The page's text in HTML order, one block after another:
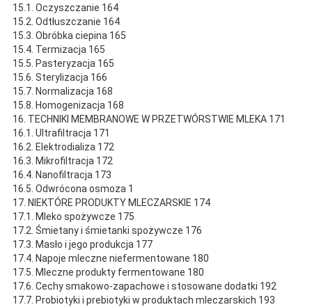
15.1. Oczyszczanie 164
15.2. Odtłuszczanie 164
15.3. Obróbka ciepina 165
15.4. Termizacja 165
15.5. Pasteryzacja 165
15.6. Sterylizacja 166
15.7. Normalizacja 168
15.8. Homogenizacja 168
16. TECHNIKI MEMBRANOWE W PRZETWÓRSTWIE MLEKA 171
16.1. Ultrafiltracja 171
16.2. Elektrodializa 172
16.3. Mikrofiltracja 172
16.4. Nanofiltracja 173
16.5. Odwrócona osmoza 1
17. NIEKTÓRE PRODUKTY MLECZARSKIE 174
17.1. Mleko spożywcze 175
17.2. Śmietany i śmietanki spożywcze 176
17.3. Masło i jego produkcja 177
17.4. Napoje mleczne niefermentowane 180
17.5. Mleczne produkty fermentowane 180
17.6. Cechy smakowo-zapachowe i stosowane dodatki 192
17.7. Probiotyki i prebiotyki w produktach mleczarskich 193